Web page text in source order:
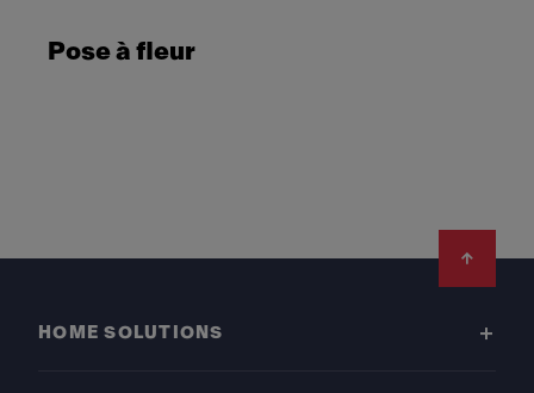
Pose à fleur
HOME SOLUTIONS